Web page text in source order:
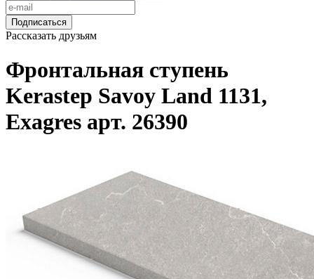
Подписаться
Рассказать друзьям
Фронтальная ступень
Kerastep Savoy Land 1131,
Exagres арт. 26390